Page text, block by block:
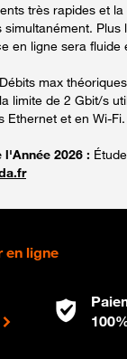
très rapides et
Plus
en ligne sera fluide
max
limite de 2 Gbit/s
Ethernet et en Wi-Fi.
2026 :
en ligne